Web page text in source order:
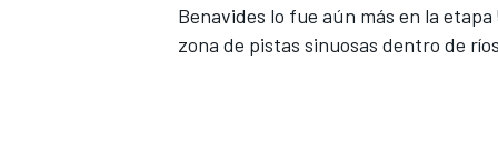
Benavides lo fue aún más en la
zona de pistas sinuosas dentro de